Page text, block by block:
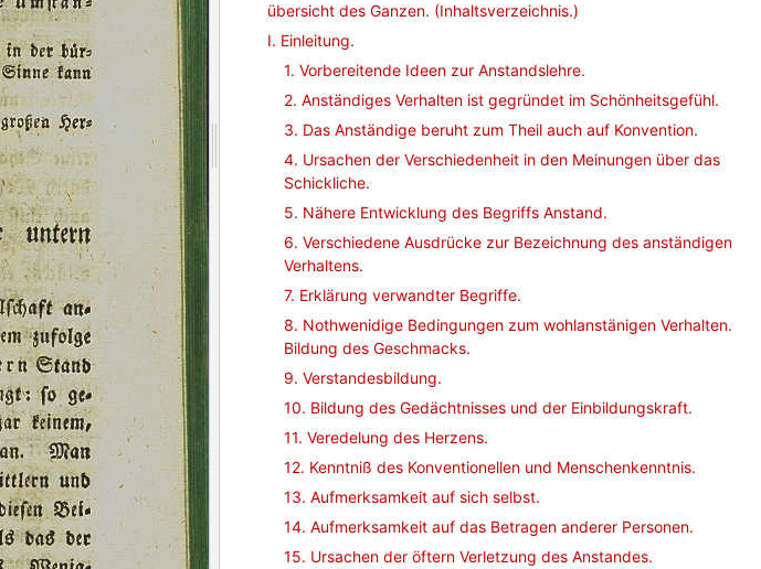
übersicht des Ganzen. (Inhaltsverzeichnis.)
I. Einleitung.
1. Vorbereitende Ideen zur Anstandslehre.
2. Anständiges Verhalten ist gegründet im Schönheitsgefühl.
3. Das Anständige beruht zum Theil auch auf Konvention.
4. Ursachen der Verschiedenheit in den Meinungen über das
Schickliche.
5. Nähere Entwicklung des Begriffs Anstand.
6. Verschiedene Ausdrücke zur Bezeichnung des anständigen
Verhaltens.
7. Erklärung verwandter Begriffe.
8. Nothwenidige Bedingungen zum wohlanstänigen Verhalten.
Bildung des Geschmacks.
9. Verstandesbildung.
10. Bildung des Gedächtnisses und der Einbildungskraft.
11. Veredelung des Herzens.
12. Kenntniß des Konventionellen und Menschenkenntnis.
13. Aufmerksamkeit auf sich selbst.
14. Aufmerksamkeit auf das Betragen anderer Personen.
15. Ursachen der öftern Verletzung des Anstandes.